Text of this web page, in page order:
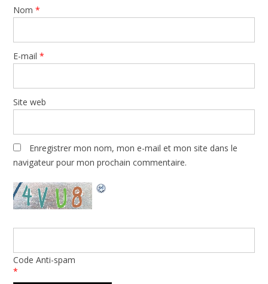
Nom*
E-mail*
Site web
Enregistrer mon nom, mon e-mail et mon site dans le
navigateur pour mon prochain commentaire.
Code Anti-spam
*